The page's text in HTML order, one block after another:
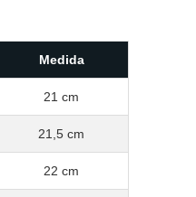
Medida
21 cm
21,5 cm
22 cm